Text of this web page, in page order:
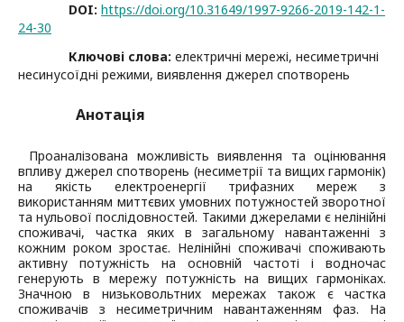
DOI: https://doi.org/10.31649/1997-9266-2019-142-1-
24-30
Ключові слова: електричні мережі, несиметричні
несинусоїдні режими, виявлення джерел спотворень
Анотація
Проаналізована можливість виявлення та оцінювання
впливу джерел спотворень (несиметрії та вищих гармонік)
на якість електроенергії трифазних мереж з
використанням миттєвих умовних потужностей зворотної
та нульової послідовностей. Такими джерелами є нелінійні
споживачі, частка яких в загальному навантаженні з
кожним роком зростає. Нелінійні споживачі споживають
активну потужність на основній частоті і водночас
генерують в мережу потужність на вищих гармоніках.
Значною в низьковольтних мережах також є частка
споживачів з несиметричним навантаженням фаз. На